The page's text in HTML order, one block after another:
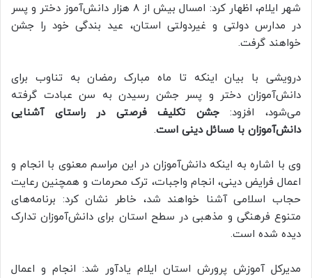
شهر ایلام، اظهار کرد: امسال بیش از ۸ هزار دانش‌آموز دختر و پسر
در مدارس دولتی و غیردولتی استان، عید بندگی خود را جشن
خواهند گرفت.
درویشی با بیان اینکه تا ماه مبارک رمضان به تناوب برای
دانش‌آموزان دختر و پسر جشن رسیدن به سن عبادت گرفته
می‌شود، افزود:جشن تکلیف فرصتی در راستای آشنایی
دانش‌آموزان با مسائل دینی است.
وی با اشاره به اینکه دانش‌آموزان در این مراسم معنوی با انجام و
اعمال فرایض دینی، انجام واجبات، ترک محرمات و همچنین رعایت
حجاب اسلامی آشنا خواهند شد، خاطر نشان کرد: برنامه‌های
متنوع فرهنگی و مذهبی در سطح استان برای دانش‌آموزان تدارک
دیده شده است.
مدیرکل آموزش پرورش استان ایلام یادآور شد: انجام و اعمال